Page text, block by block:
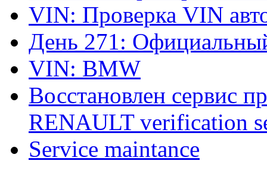
VIN: Проверка VIN
День 271:
VIN: BMW
Восстановлен сервис
RENAULT verification
Service maintance